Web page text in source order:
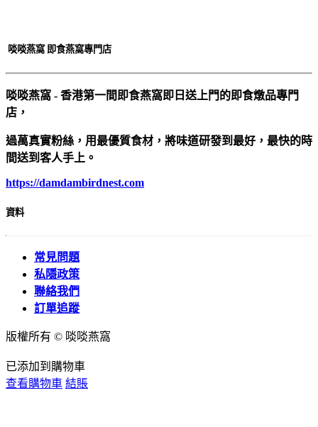
啖啖燕窩 即食燕窩專門店
啖啖燕窩 - 香港第一間即食燕窩即日送上門的即食燉品專門
店，
過萬真實粉絲，用最優質食材，將味道研發到最好，最快的時
間送到客人手上。
https://damdambirdnest.com​
資料
常見問題
私隱政策
聯絡我們
訂單追蹤
版權所有 © 啖啖燕窩
已添加到購物車
查看購物車 結賬